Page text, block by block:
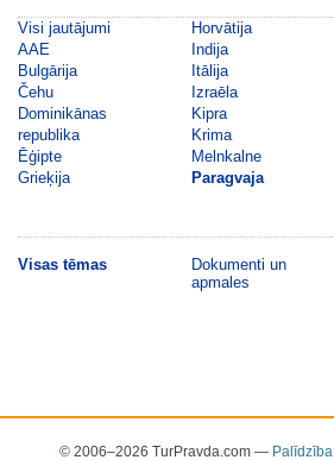
Visi jautājumi
AAE
Bulgārija
Čehu
Dominikānas
republika
Ēģipte
Grieķija
Horvātija
Indija
Itālija
Izraēla
Kipra
Krima
Melnkalne
Paragvaja
Visas tēmas
Dokumenti un
apmales
© 2006–2026 TurPravda.com — Palīdzība